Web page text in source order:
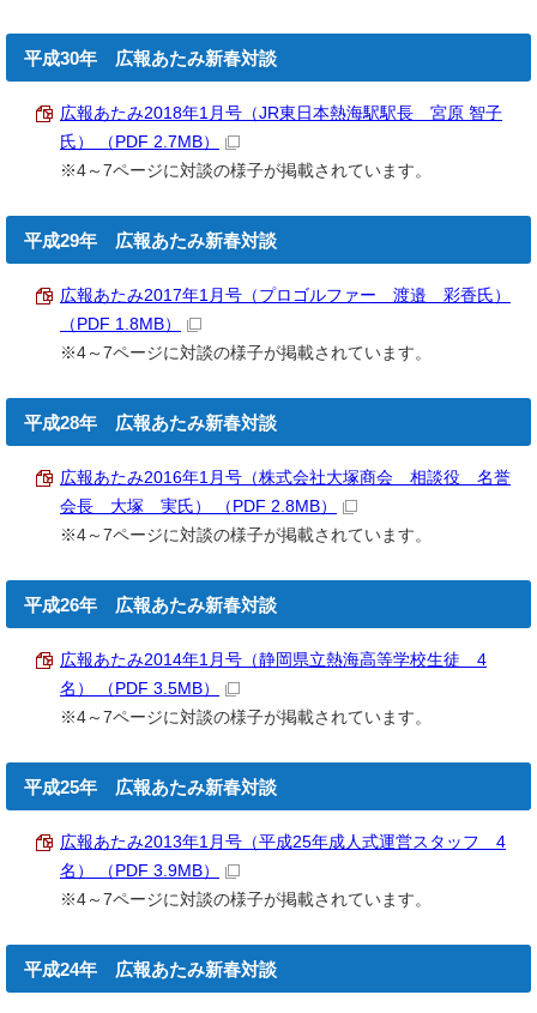
平成30年 広報あたみ新春対談
広報あたみ2018年1月号（JR東日本熱海駅駅長 宮原 智子
氏） （PDF 2.7MB）
※4～7ページに対談の様子が掲載されています。
平成29年 広報あたみ新春対談
広報あたみ2017年1月号（プロゴルファー 渡邉 彩香氏）
（PDF 1.8MB）
※4～7ページに対談の様子が掲載されています。
平成28年 広報あたみ新春対談
広報あたみ2016年1月号（株式会社大塚商会 相談役 名誉
会長 大塚 実氏） （PDF 2.8MB）
※4～7ページに対談の様子が掲載されています。
平成26年 広報あたみ新春対談
広報あたみ2014年1月号（静岡県立熱海高等学校生徒 4
名） （PDF 3.5MB）
※4～7ページに対談の様子が掲載されています。
平成25年 広報あたみ新春対談
広報あたみ2013年1月号（平成25年成人式運営スタッフ 4
名） （PDF 3.9MB）
※4～7ページに対談の様子が掲載されています。
平成24年 広報あたみ新春対談